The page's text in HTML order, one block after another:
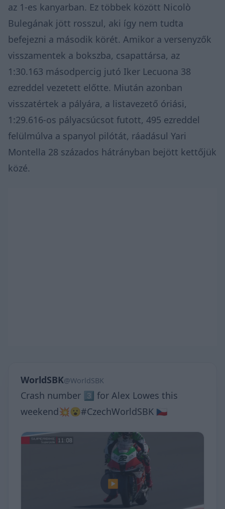
az 1-es kanyarban. Ez többek között Nicolò
Bulegának jött rosszul, aki így nem tudta
befejezni a második körét. Amikor a versenyzők
visszamentek a bokszba, csapattársa, az
1:30.163 másodpercig jutó Iker Lecuona 38
ezreddel vezetett előtte. Miután azonban
visszatértek a pályára, a listavezető óriási,
1:29.616-os pályacsúcsot futott, 495 ezreddel
felülmúlva a spanyol pilótát, ráadásul Yari
Montella 28 százados hátrányban bejött kettőjük
közé.
WorldSBK@WorldSBK
Crash number 3️⃣ for Alex Lowes this
weekend💥😮#CzechWorldSBK 🇨🇿
▶